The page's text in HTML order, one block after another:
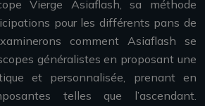
Vierge Asiaflash, sa méthode
pour les différents pans de
comment Asiaflash se
généralistes en proposant une
et personnalisée, prenant en
telles que l’ascendant.